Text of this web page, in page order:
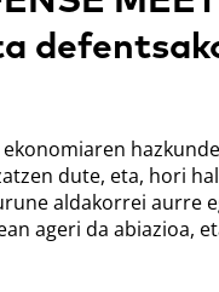
dute, eta, hori
aldakorrei
ageri da abiazioa,